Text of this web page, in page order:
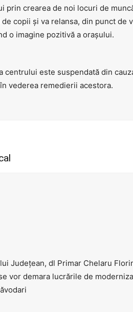
prin crearea de noi locuri de
copii și va relansa, din punct de
o imagine pozitivă a orașului.
centrului este suspendată din
vederea remedierii acestora.
Județean, dl Primar Chelaru
vor demara lucrările de